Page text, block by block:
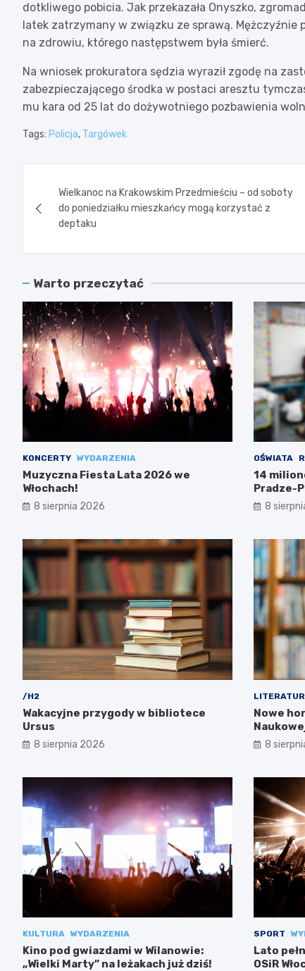
dotkliwego pobicia. Jak przekazała Onyszko,
latek zatrzymany w związku ze sprawą.
na zdrowiu, którego następstwem była śmierć.
Na wniosek prokuratora sędzia wyraził zgodę na
zabezpieczającego środka w postaci aresztu
mu kara od 25 lat do dożywotniego pozbawienia
Tags: Policja, Targówek
wpisu
Wielkanoc na Krakowskim Przedmieściu – od soboty
do poniedziałku mieszkańcy mogą korzystać z
deptaku
Warto przeczytać
KONCERTY WYDARZENIA
Muzyczna Fiesta Lata 2026 we
Włochach!
8 sierpnia 2026
OŚWIATA
14
Pradze-
8
/H2
Wakacyjne przygody w bibliotece
Ursus
8 sierpnia 2026
Nowe
8
KULTURA WYDARZENIA
Kino pod gwiazdami w Wilanowie:
„Wielki Marty” na leżakach już dziś!
SPORT
Lato
OSiR